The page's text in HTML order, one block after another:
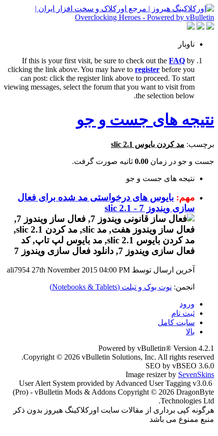
ناوبار
If this is your first visit, be sure to check out the FAQ by
clicking the link above. You may have to register before you
can post: click the register link above to proceed. To start
viewing messages, select the forum that you want to visit from
the selection below.
نتیجه های جست و جو
برچسب: مد کردن بایوس slic 2.1
جست و جو در زمان 0.00 ثانیه صورت گرفت.
نتیجه های جست و جو
مهم: بایوس های درخواستی مد شده برای فعال
سازی ویندوز 7 - slic 2.1
آخرین ارسال توسط ali7954 27th November 2015 04:00 PM
انجمن: نوت بوک و تبلت (Notebooks & Tablets)
ورود
ثبت نام
سایت کامل
بالا
Powered by vBulletin® Version 4.2.1
Copyright © 2026 vBulletin Solutions, Inc. All rights reserved.
SEO by vBSEO 3.6.0
Image resizer by SevenSkins
User Alert System provided by Advanced User Tagging v3.0.6
(Pro) - vBulletin Mods & Addons Copyright © 2026 DragonByte
Technologies Ltd.
هرگونه کپی برداری از مقالات سایت اورکلاکینگ هیروز بدون ذکر
منبع ممنوع می باشد